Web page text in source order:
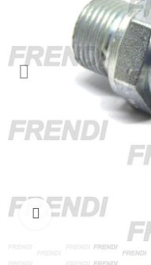
Click para